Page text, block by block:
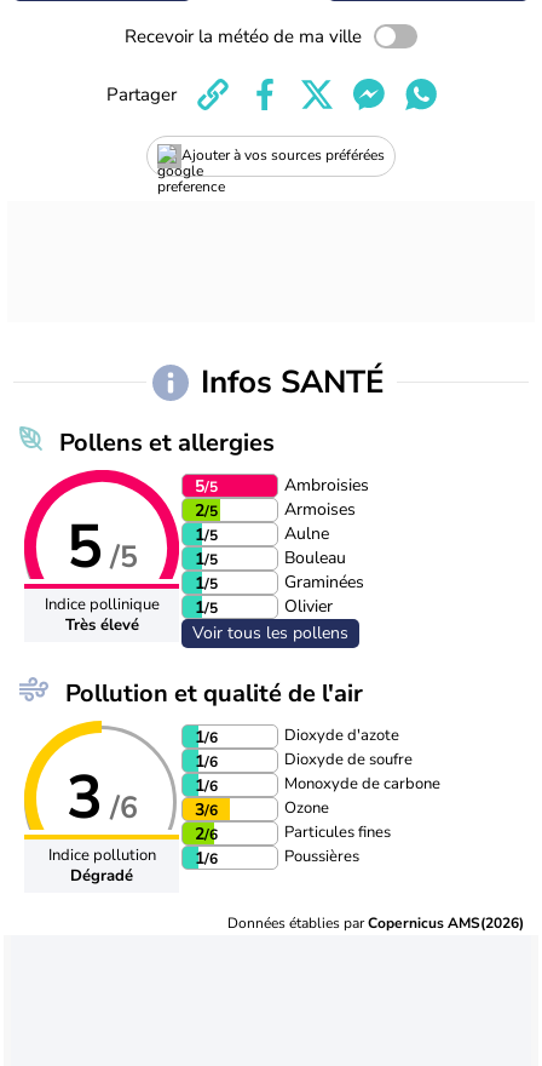
Recevoir la météo de ma ville
Ajouter à vos sources préférées
Partager
Infos SANTÉ
Pollens et allergies
5 /5
Indice pollinique
Très élevé
5/5
Ambroisies
2/5
Armoises
1/5
Aulne
1/5
Bouleau
1/5
Graminées
1/5
Olivier
Voir tous les pollens
Pollution et qualité de l'air
3 /6
Indice pollution
Dégradé
1/6 Dioxyde d'azote
1/6 Dioxyde de soufre
1/6 Monoxyde de carbone
3/6 Ozone
2/6 Particules fines
1/6 Poussières
Données établies parCopernicus AMS(2026)